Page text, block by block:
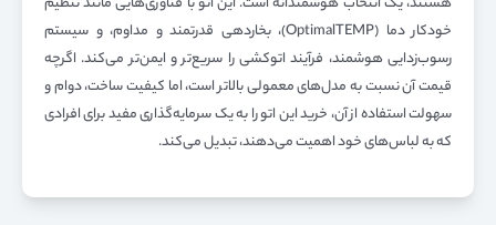
خودکار دما (OptimalTEMP)، بخاردهی قدرتمند و مداوم، و سیستم
رسوب‌زدایی هوشمند، فرآیند اتوکشی را سریع‌تر و ایمن‌تر می‌کند. اگرچه
قیمت آن نسبت به مدل‌های معمولی بالاتر است، اما کیفیت ساخت، دوام و
سهولت استفاده از آن، خرید این اتو را به یک سرمایه‌گذاری مفید برای افرادی
که به لباس‌های خود اهمیت می‌دهند، تبدیل می‌کند.